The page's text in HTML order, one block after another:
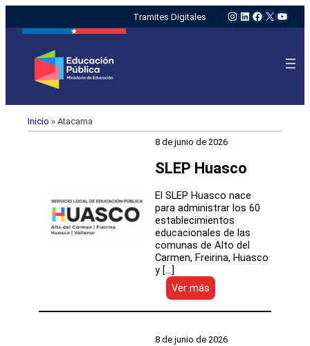
Tramites Digitales Instagram
LinkedIn
Facebook
X
Inicio » Atacama
8 de junio de 2026
SLEP Huasco
El SLEP Huasco nace
para administrar los 60
establecimientos
educacionales de las
comunas de Alto del
Carmen, Freirina, Huasco
y […]
Ver más
SLEP
Huasco
8 de junio de 2026